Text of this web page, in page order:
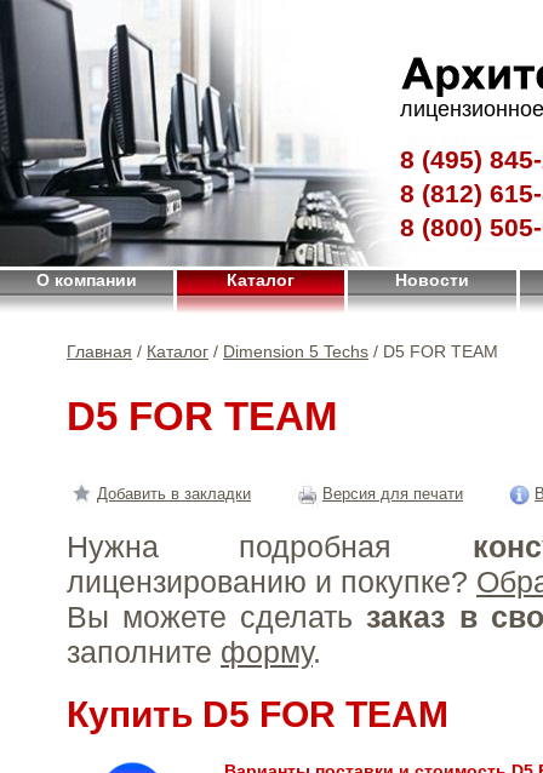
8 (495)
8 (812)
8 (800)
О компании Каталог Новости
Главная / Каталог / Dimension 5 Techs / D5 FOR TEAM
D5 FOR TEAM
Добавить в закладки Версия для печати
Нужна подробная
лицензированию и покупке?
Вы можете сделать заказ в
заполните форму.
Купить D5 FOR TEAM